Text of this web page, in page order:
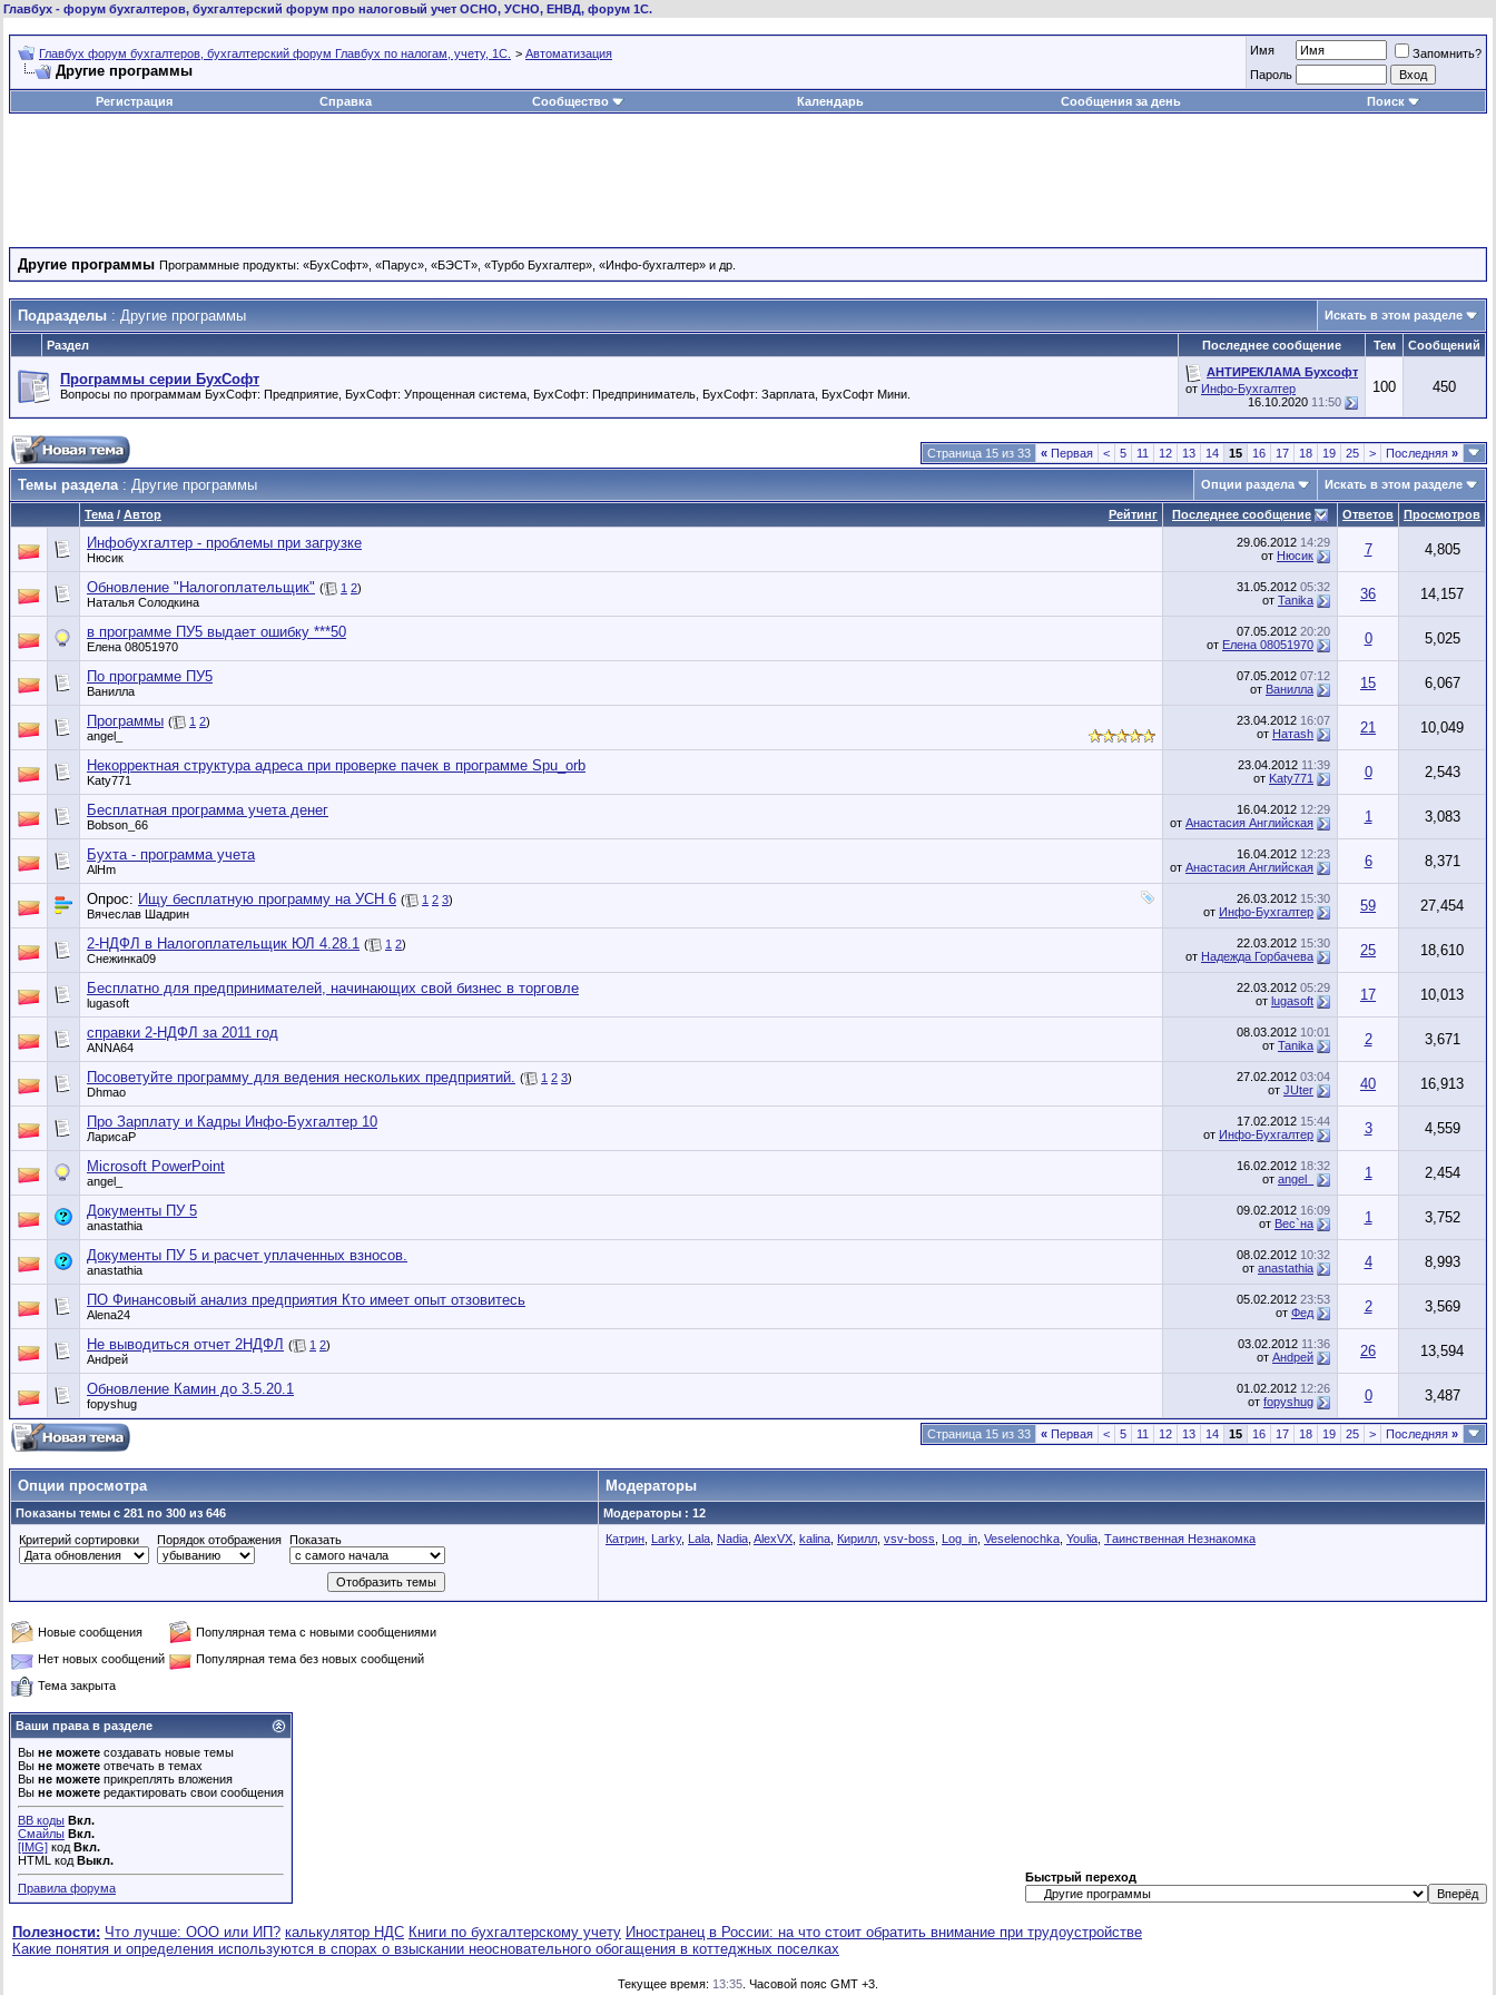
Главбух - форум бухгалтеров, бухгалтерский форум про налоговый учет ОСНО, УСНО, ЕНВД, форум 1С.
Главбух форум бухгалтеров, бухгалтерский форум Главбух по налогам, учету, 1С. > Автоматизация
Другие программы
Имя
Запомнить?
Пароль
Регистрация
Справка Сообщество Календарь Сообщения за день Поиск
Другие программы Программные продукты: «БухСофт», «Парус», «БЭСТ», «Турбо Бухгалтер», «Инфо-бухгалтер» и др.
Подразделы : Другие программы Искать в этом разделе
Раздел Последнее сообщение Тем Сообщений
Программы серии БухСофт
Вопросы по программам БухСофт: Предприятие, БухСофт: Упрощенная система, БухСофт: Предприниматель, БухСофт: Зарплата, БухСофт Мини.
АНТИРЕКЛАМА Бухсофт
от Инфо-Бухгалтер
16.10.2020 11:50
100 450
Страница 15 из 33 « Первая < 5 11 12 13 14 15 16 17 18 19 25 > Последняя »
Темы раздела: Другие программы Опции раздела Искать в этом разделе
Рейтинг
Тема / Автор Последнее сообщение Ответов Просмотров
Инфобухгалтер - проблемы при загрузке
Нюсик
29.06.2012 14:29
от Нюсик 7 4,805
Обновление "Налогоплательщик" ( 1 2)
Наталья Солодкина
31.05.2012 05:32
от Tanika 36 14,157
в программе ПУ5 выдает ошибку ***50
Елена 08051970
07.05.2012 20:20
от Елена 08051970 0 5,025
По программе ПУ5
Ванилла
07.05.2012 07:12
от Ванилла 15 6,067
Программы ( 1 2)
angel_
23.04.2012 16:07
от Натаsh 21 10,049
Некорректная структура адреса при проверке пачек в программе Spu_orb
Katy771
23.04.2012 11:39
от Katy771 0 2,543
Бесплатная программа учета денег
Bobson_66
16.04.2012 12:29
от Анастасия Английская 1 3,083
Бухта - программа учета
AlHm
16.04.2012 12:23
от Анастасия Английская 6 8,371
Опрос: Ищу бесплатную программу на УСН 6 ( 1 2 3)
Вячеслав Шадрин
26.03.2012 15:30
от Инфо-Бухгалтер 59 27,454
2-НДФЛ в Налогоплательщик ЮЛ 4.28.1 ( 1 2)
Снежинка09
22.03.2012 15:30
от Надежда Горбачева 25 18,610
Бесплатно для предпринимателей, начинающих свой бизнес в торговле
lugasoft
22.03.2012 05:29
от lugasoft 17 10,013
справки 2-НДФЛ за 2011 год
ANNA64
08.03.2012 10:01
от Tanika 2 3,671
Посоветуйте программу для ведения нескольких предприятий. ( 1 2 3)
Dhmao
27.02.2012 03:04
от JUter 40 16,913
Про Зарплату и Кадры Инфо-Бухгалтер 10
ЛарисаР
17.02.2012 15:44
от Инфо-Бухгалтер 3 4,559
Microsoft PowerPoint
angel_
16.02.2012 18:32
от angel_ 1 2,454
Документы ПУ 5
anastathia
09.02.2012 16:09
от Вес`на 1 3,752
Документы ПУ 5 и расчет уплаченных взносов.
anastathia
08.02.2012 10:32
от anastathia 4 8,993
ПО Финансовый анализ предприятия Кто имеет опыт отзовитесь
Alena24
05.02.2012 23:53
от Фед 2 3,569
Не выводиться отчет 2НДФЛ ( 1 2)
Анdрей
03.02.2012 11:36
от Анdрей 26 13,594
Обновление Камин до 3.5.20.1
fopyshug
01.02.2012 12:26
от fopyshug 0 3,487
Страница 15 из 33 « Первая < 5 11 12 13 14 15 16 17 18 19 25 > Последняя »
Опции просмотра Модераторы
Показаны темы с 281 по 300 из 646
Модераторы : 12
Критерий сортировки
Порядок отображения Показать Катрин Larky, Lala Nadia AlexVX kalina Кирилл vsv-boss Log_in Veselenochka Youlia Таинственная Незнакомка
Новые сообщения
Популярная тема с новыми сообщениями
Нет новых сообщений
Популярная тема без новых сообщений
Тема закрыта
Ваши права в разделе
Вы не можете создавать новые темы
Вы не можете отвечать в темах
Вы не можете прикреплять вложения
Вы не можете редактировать свои сообщения
BB коды Вкл.
Смайлы Вкл.
[IMG] код Вкл.
HTML код Выкл.
Правила форума
Быстрый переход
Полезности: Что лучше: ООО или ИП? калькулятор НДС Книги по бухгалтерскому учету Иностранец в России: на что стоит обратить внимание при трудоустройстве
Какие понятия и определения используются в спорах о взыскании неосновательного обогащения в коттеджных поселках
Текущее время: 13:35 . Часовой пояс GMT +3.